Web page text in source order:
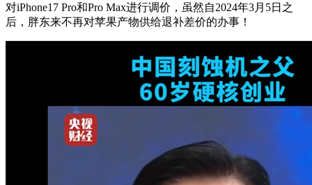
对iPhone17 Pro和Pro Max进行调价，虽然自2024年3月5日之
后，胖东来不再对苹果产物供给退补差价的办事！